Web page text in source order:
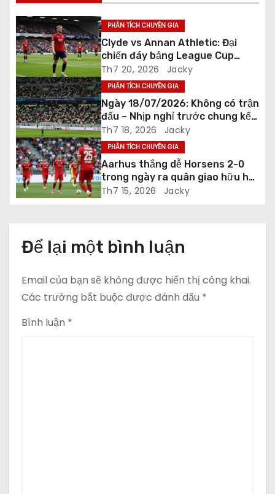
n
g
b
à
i
v
i
ế
PHÂN TÍCH CHUYÊN GIA
Clyde vs Annan Athletic: Đại
chiến đáy bảng League Cup
Scotland
Th7 20, 2026 Jacky
PHÂN TÍCH CHUYÊN GIA
Ngày 18/07/2026: Không có trận
đấu – Nhịp nghỉ trước chung kết
World Cup
Th7 18, 2026 Jacky
PHÂN TÍCH CHUYÊN GIA
Aarhus thắng dễ Horsens 2-0
trong ngày ra quân giao hữu hè
2026
Th7 15, 2026 Jacky
Để lại một bình luận
Email của bạn sẽ không được hiển thị công khai.
Các trường bắt buộc được đánh dấu *
Bình luận *